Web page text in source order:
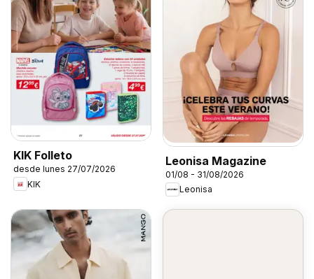
KIK Folleto
desde lunes 27/07/2026
KIK
Leonisa Magazine
01/08 - 31/08/2026
Leonisa